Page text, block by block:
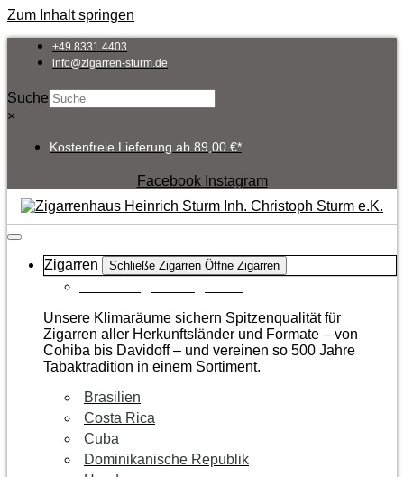
Zum Inhalt springen
+49 8331 4403
info@zigarren-sturm.de
Suche
×
Kostenfreie Lieferung ab 89,00 €*
Facebook Instagram
Zigarren Schließe Zigarren Öffne Zigarren
Unsere Klimaräume sichern Spitzenqualität für
Zigarren aller Herkunftsländer und Formate – von
Cohiba bis Davidoff – und vereinen so 500 Jahre
Tabaktradition in einem Sortiment.
Brasilien
Costa Rica
Cuba
Dominikanische Republik